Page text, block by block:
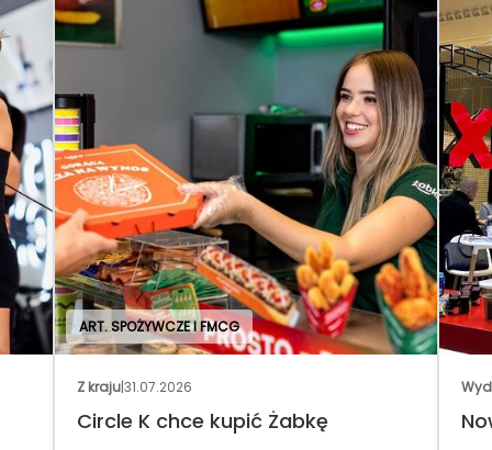
ART. SPOŻYWCZE I FMCG
Z kraju|31.07.2026
Circle K chce kupić Żabkę